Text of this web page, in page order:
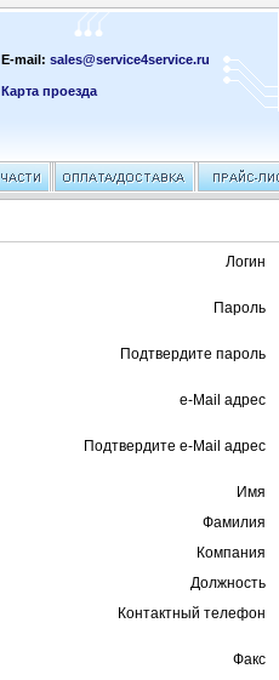
E-mail:sales@service4service.ru
Карта проезда
Логин
Пароль
Подтвердите пароль
e-Mail адрес
Подтвердите e-Mail адрес
Имя
Фамилия
Компания
Должность
Контактный телефон
Факс